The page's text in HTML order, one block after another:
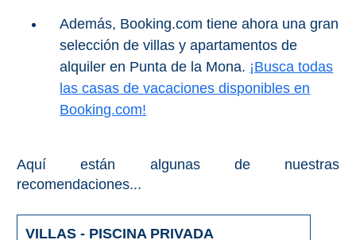
Vuelos
Baratos
via
Cheapoair.com
Visitas
Guiadas
via
Coches de
via
Trenes
Además, Booking.com tiene ahora una gran
selección de villas y apartamentos de
alquiler en Punta de la Mona. ¡Busca todas
las casas de vacaciones disponibles en
Booking.com!
Aquí están algunas de nuestras
recomendaciones...
VILLAS - PISCINA PRIVADA